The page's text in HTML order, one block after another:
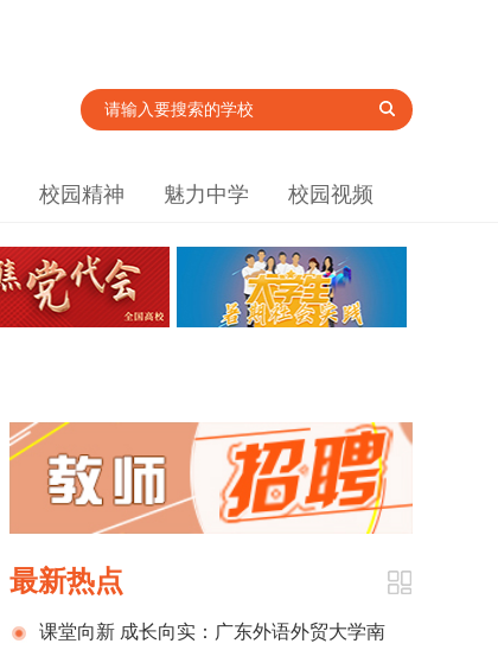
校园精神 魅力中学 校园视频
最新热点
课堂向新 成长向实：广东外语外贸大学南